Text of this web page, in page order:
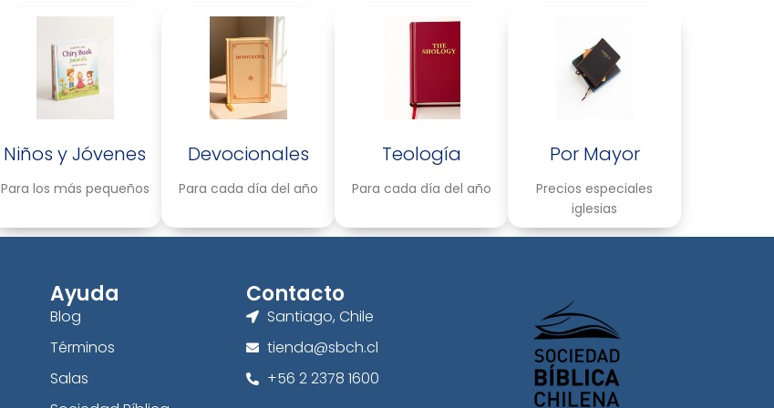
Niños y Jóvenes
Para los más pequeños
Devocionales
Para cada día del año
Teología
Para cada día del año
Por Mayor
Precios especiales
iglesias
Ayuda
Blog
Términos
Salas
Contacto
Santiago, Chile
tienda@sbch.cl
+56 2 2378 1600